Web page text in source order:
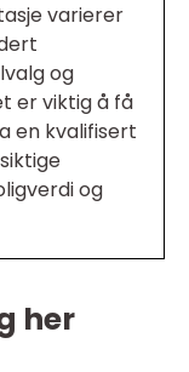
varierer
og
er viktig å få
en kvalifisert
og
her